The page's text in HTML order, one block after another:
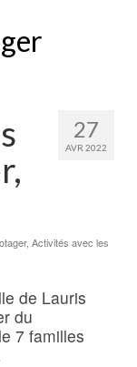
27
AVR 2022
, Activités avec les
de Lauris
du
7 familles